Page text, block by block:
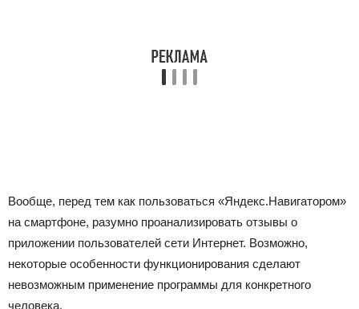
Вообще, перед тем как пользоваться «Яндекс.Навигатором»
на смартфоне, разумно проанализировать отзывы о
приложении пользователей сети Интернет. Возможно,
некоторые особенности функционирования сделают
невозможным применение программы для конкретного
человека.